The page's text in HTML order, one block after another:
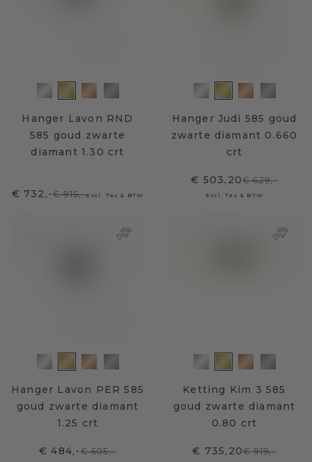
Hanger Lavon RND
585 goud zwarte
diamant 1.30 crt
€ 732,-€ 915,-Excl. Tax & BTW
Hanger Judi 585 goud
zwarte diamant 0.660
crt
€ 503,20€ 629,-
Excl. Tax & BTW
Hanger Lavon PER 585
goud zwarte diamant
1.25 crt
€ 484,-€ 605,-
Ketting Kim 3 585
goud zwarte diamant
0.80 crt
€ 735,20€ 919,-